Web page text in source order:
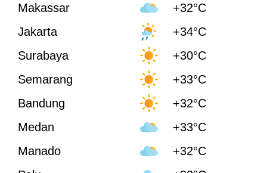
Makassar
+32°C
Jakarta
+34°C
Surabaya
+30°C
Semarang
+33°C
Bandung
+32°C
Medan
+33°C
Manado
+32°C